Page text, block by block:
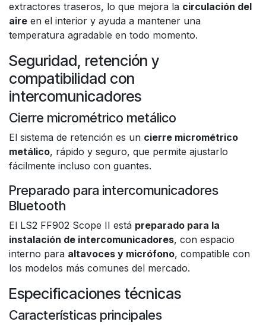
extractores traseros, lo que mejora la circulación del
aire en el interior y ayuda a mantener una
temperatura agradable en todo momento.
Seguridad, retención y
compatibilidad con
intercomunicadores
Cierre micrométrico metálico
El sistema de retención es un cierre micrométrico
metálico, rápido y seguro, que permite ajustarlo
fácilmente incluso con guantes.
Preparado para intercomunicadores
Bluetooth
El LS2 FF902 Scope II está preparado para la
instalación de intercomunicadores, con espacio
interno para altavoces y micrófono, compatible con
los modelos más comunes del mercado.
Especificaciones técnicas
Características principales